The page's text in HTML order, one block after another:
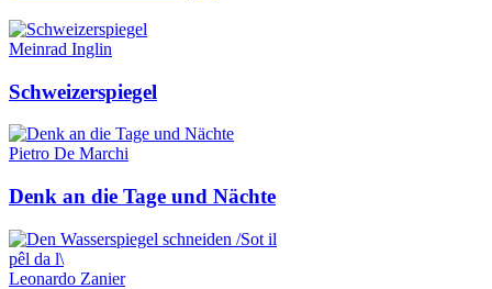
Meinrad Inglin
Schweizerspiegel
Pietro De Marchi
Denk an die Tage und Nächte
Leonardo Zanier